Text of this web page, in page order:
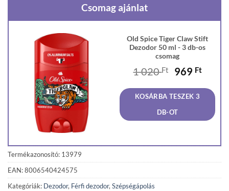
Csomag ajánlat
Old Spice Tiger Claw Stift
Dezodor 50 ml - 3 db-os
csomag
1 020Ft
Original
was:
1
020 Ft.
969 Ft
is:
969
KOSÁRBA TESZEK 3
DB-OT
Termékazonosító: 13979
EAN: 8006540424575
Kategóriák: Dezodor, Férfi dezodor,Szépségápolás